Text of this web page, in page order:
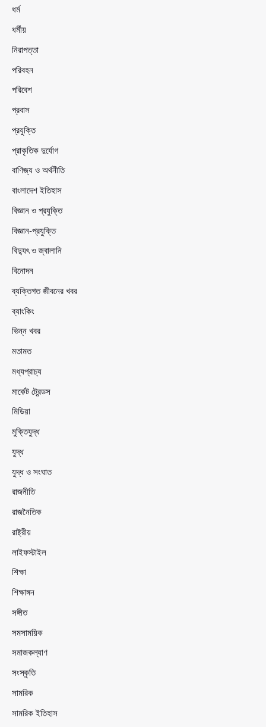
ধর্ম
ধর্মীয়
নিরাপত্তা
পরিবহন
পরিবেশ
প্রবাস
প্রযুক্তি
প্রাকৃতিক দুর্যোগ
বাণিজ্য ও অর্থনীতি
বাংলাদেশ ইতিহাস
বিজ্ঞান ও প্রযুক্তি
বিজ্ঞান-প্রযুক্তি
বিদ্যুৎ ও জ্বালানি
বিনোদন
ব্যক্তিগত জীবনের খবর
ব্যাংকিং
ভিন্ন খবর
মতামত
মধ্যপ্রাচ্য
মার্কেট ট্রেন্ডস
মিডিয়া
মুক্তিযুদ্ধ
যুদ্ধ
যুদ্ধ ও সংঘাত
রাজনীতি
রাজনৈতিক
রাষ্ট্রীয়
লাইফস্টাইল
শিক্ষা
শিক্ষাঙ্গন
সঙ্গীত
সমসাময়িক
সমাজকল্যাণ
সংস্কৃতি
সামরিক
সামরিক ইতিহাস